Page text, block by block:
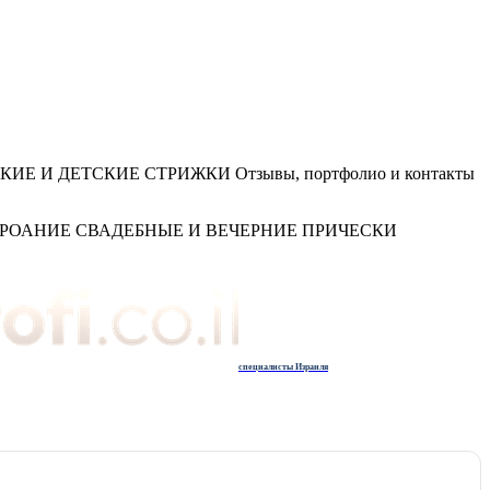
И ДЕТСКИЕ СТРИЖКИ Отзывы, портфолио и контакты
СВАДЕБНЫЕ И ВЕЧЕРНИЕ ПРИЧЕСКИ
специалисты Израиля